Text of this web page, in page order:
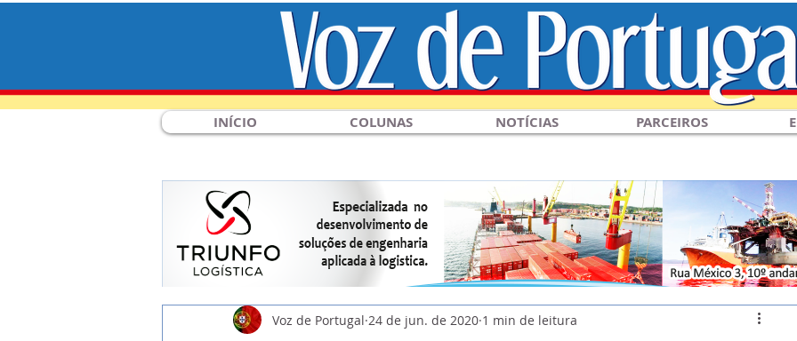
INÍCIO COLUNAS NOTÍCIAS PARCEIROS
Voz de Portugal 24 de jun. de 2020 1 min de leitura